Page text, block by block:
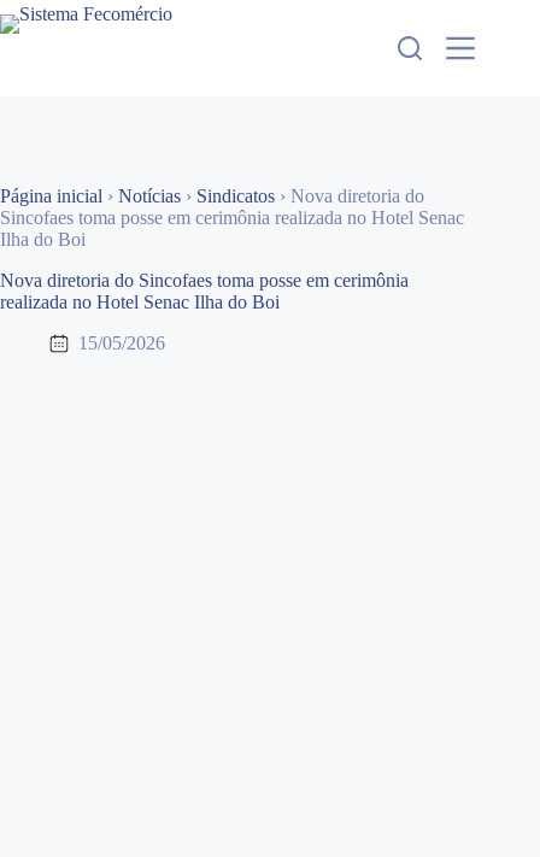
Pular
para
Página inicial › Notícias › Sindicatos › Nova diretoria do
Sincofaes toma posse em cerimônia realizada no Hotel Senac
Ilha do Boi
Nova diretoria do Sincofaes toma posse em cerimônia
realizada no Hotel Senac Ilha do Boi
15/05/2026